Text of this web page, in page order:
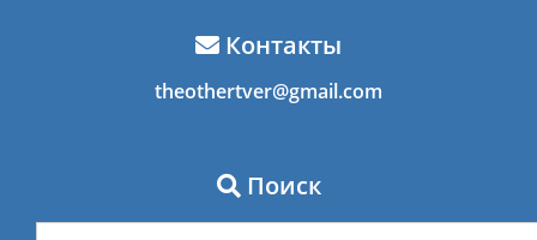
Контакты
theothertver@gmail.com
Поиск